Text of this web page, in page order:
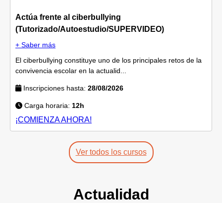
Actúa frente al ciberbullying
(Tutorizado/Autoestudio/SUPERVIDEO)
+ Saber más
El ciberbullying constituye uno de los principales retos de la
convivencia escolar en la actualid...
Inscripciones hasta: 28/08/2026
Carga horaria: 12h
¡COMIENZA AHORA!
Ver todos los cursos
Actualidad